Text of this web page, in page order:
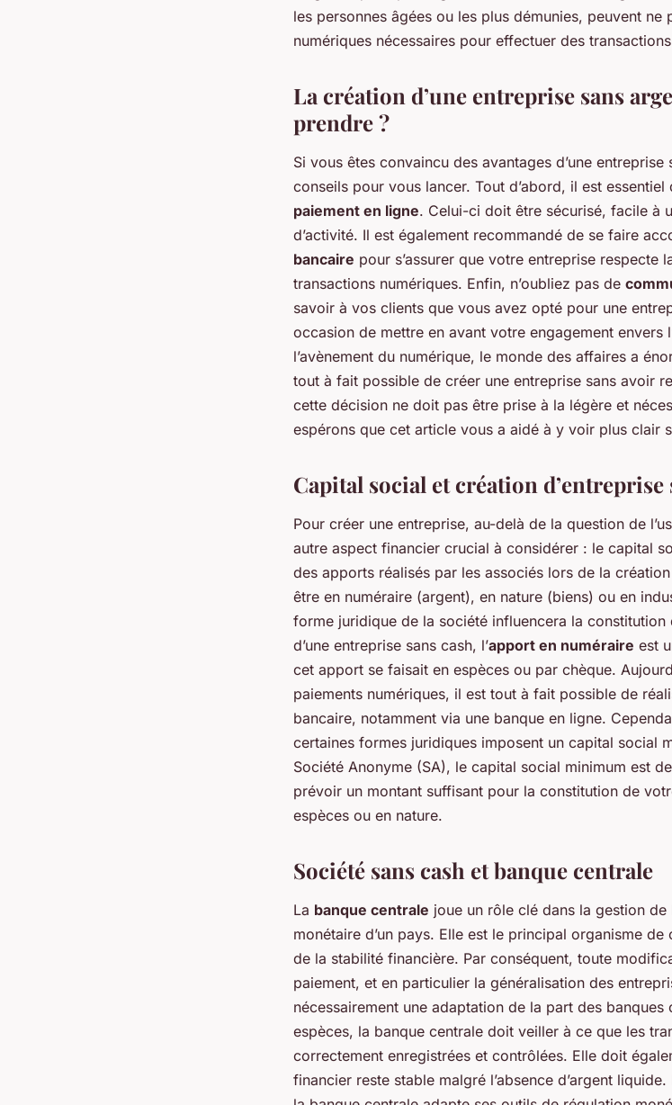
les personnes âgées ou les plus démunies, peuvent
numériques nécessaires pour effectuer des
La création d’une entreprise sans
prendre ?
Si vous êtes convaincu des avantages d’une
conseils pour vous lancer. Tout d’abord, il est
paiement en ligne. Celui-ci doit être sécurisé, facile à
d’activité. Il est également recommandé de se faire
bancaire pour s’assurer que votre entreprise respecte
transactions numériques. Enfin, n’oubliez pas de
savoir à vos clients que vous avez opté pour une
occasion de mettre en avant votre engagement envers
l’avènement du numérique, le monde des affaires a
tout à fait possible de créer une entreprise sans avoir
cette décision ne doit pas être prise à la légère et
espérons que cet article vous a aidé à y voir plus clair
Capital social et création d’entreprise
Pour créer une entreprise, au-delà de la question de
autre aspect financier crucial à considérer : le capital
des apports réalisés par les associés lors de la
être en numéraire (argent), en nature (biens) ou en
forme juridique de la société influencera la
d’une entreprise sans cash, l’apport en numéraire est
cet apport se faisait en espèces ou par chèque.
paiements numériques, il est tout à fait possible de
bancaire, notamment via une banque en ligne.
certaines formes juridiques imposent un capital social
Société Anonyme (SA), le capital social minimum est
prévoir un montant suffisant pour la constitution de
espèces ou en nature.
Société sans cash et banque centrale
La banque centrale joue un rôle clé dans la gestion
monétaire d’un pays. Elle est le principal organisme
de la stabilité financière. Par conséquent, toute
paiement, et en particulier la généralisation des
nécessairement une adaptation de la part des banques
espèces, la banque centrale doit veiller à ce que les
correctement enregistrées et contrôlées. Elle doit
financier reste stable malgré l’absence d’argent